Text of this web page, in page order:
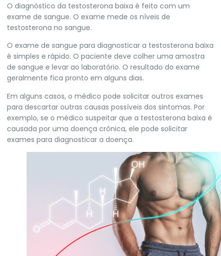
O diagnóstico da testosterona baixa é feito com um
exame de sangue. O exame mede os níveis de
testosterona no sangue.
O exame de sangue para diagnosticar a testosterona baixa
é simples e rápido. O paciente deve colher uma amostra
de sangue e levar ao laboratório. O resultado do exame
geralmente fica pronto em alguns dias.
Em alguns casos, o médico pode solicitar outros exames
para descartar outras causas possíveis dos sintomas. Por
exemplo, se o médico suspeitar que a testosterona baixa é
causada por uma doença crônica, ele pode solicitar
exames para diagnosticar a doença.